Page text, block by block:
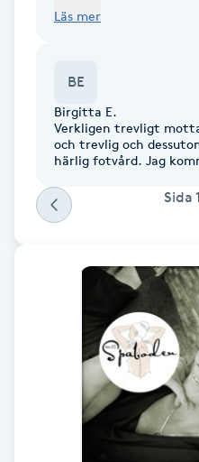
Fotsvamp
Fotvård
Fransar
Fransborttagning
Fransförlängning
Fransförlängning Megavolym
Läs mer
BE
Birgitta E.
Verkligen trevligt
och trevlig och
härlig fotvård. Jag
Sida 1